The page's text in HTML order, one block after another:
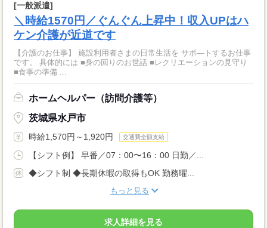
[一般派遣]
＼時給1570円／ぐんぐん上昇中！収入UPはハ
ケン介護が近道です
【介護のお仕事】 施設利用者さまの日常生活を サポ―トするお仕事
です。 具体的には ■身の回りのお世話 ■レクリエーションの見守り
■食事の準備 ...
ホームヘルパー（訪問介護等）
茨城県水戸市
時給1,570円～1,920円 交通費全額支給
【シフト例】 早番／07：00〜16：00 日勤／...
◆シフト制 ◆長期休暇の取得もOK 勤務曜...
もっと見る
求人詳細を見る